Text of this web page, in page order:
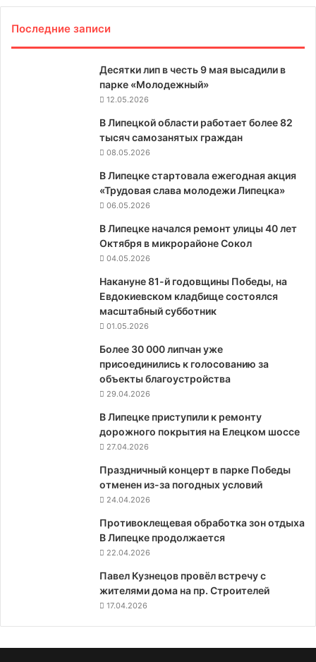
Последние записи
Десятки лип в честь 9 мая высадили в
парке «Молодежный»
12.05.2026
В Липецкой области работает более 82
тысяч самозанятых граждан
08.05.2026
В Липецке стартовала ежегодная акция
«Трудовая слава молодежи Липецка»
06.05.2026
В Липецке начался ремонт улицы 40 лет
Октября в микрорайоне Сокол
04.05.2026
Накануне 81-й годовщины Победы, на
Евдокиевском кладбище состоялся
масштабный субботник
01.05.2026
Более 30 000 липчан уже
присоединились к голосованию за
объекты благоустройства
29.04.2026
В Липецке приступили к ремонту
дорожного покрытия на Елецком шоссе
27.04.2026
Праздничный концерт в парке Победы
отменен из-за погодных условий
24.04.2026
Противоклещевая обработка зон отдыха
В Липецке продолжается
22.04.2026
Павел Кузнецов провёл встречу с
жителями дома на пр. Строителей
17.04.2026